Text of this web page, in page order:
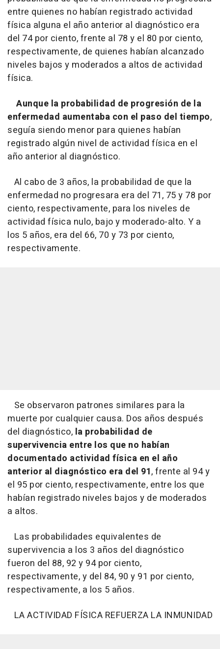
entre quienes no habían registrado actividad
física alguna el año anterior al diagnóstico era
del 74 por ciento, frente al 78 y el 80 por ciento,
respectivamente, de quienes habían alcanzado
niveles bajos y moderados a altos de actividad
física.
Aunque la probabilidad de progresión de la
enfermedad aumentaba con el paso del tiempo,
seguía siendo menor para quienes habían
registrado algún nivel de actividad física en el
año anterior al diagnóstico.
Al cabo de 3 años, la probabilidad de que la
enfermedad no progresara era del 71, 75 y 78 por
ciento, respectivamente, para los niveles de
actividad física nulo, bajo y moderado-alto. Y a
los 5 años, era del 66, 70 y 73 por ciento,
respectivamente.
Se observaron patrones similares para la
muerte por cualquier causa. Dos años después
del diagnóstico, la probabilidad de
supervivencia entre los que no habían
documentado actividad física en el año
anterior al diagnóstico era del 91, frente al 94 y
el 95 por ciento, respectivamente, entre los que
habían registrado niveles bajos y de moderados
a altos.
Las probabilidades equivalentes de
supervivencia a los 3 años del diagnóstico
fueron del 88, 92 y 94 por ciento,
respectivamente, y del 84, 90 y 91 por ciento,
respectivamente, a los 5 años.
LA ACTIVIDAD FÍSICA REFUERZA LA INMUNIDAD